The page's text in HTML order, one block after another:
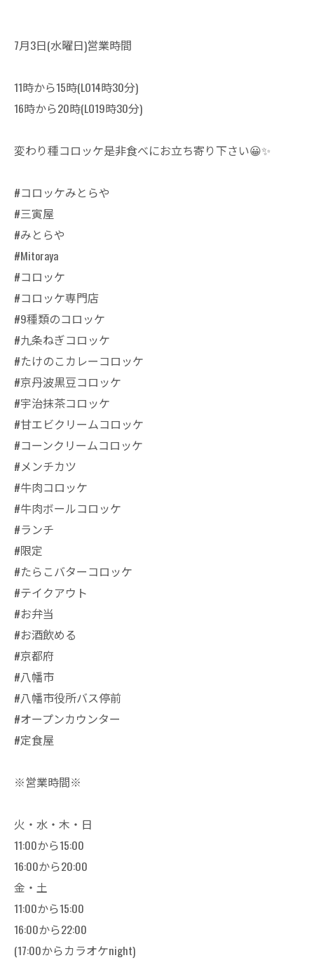
7月3日(水曜日)営業時間
11時から15時(LO14時30分)
16時から20時(LO19時30分)
変わり種コロッケ是非食べにお立ち寄り下さい😀✨
#コロッケみとらや
#三寅屋
#みとらや
#Mitoraya
#コロッケ
#コロッケ専門店
#9種類のコロッケ
#九条ねぎコロッケ
#たけのこカレーコロッケ
#京丹波黒豆コロッケ
#宇治抹茶コロッケ
#甘エビクリームコロッケ
#コーンクリームコロッケ
#メンチカツ
#牛肉コロッケ
#牛肉ボールコロッケ
#ランチ
#限定
#たらこバターコロッケ
#テイクアウト
#お弁当
#お酒飲める
#京都府
#八幡市
#八幡市役所バス停前
#オープンカウンター
#定食屋
※営業時間※
火・水・木・日
11:00から15:00
16:00から20:00
金・土
11:00から15:00
16:00から22:00
(17:00からカラオケnight)